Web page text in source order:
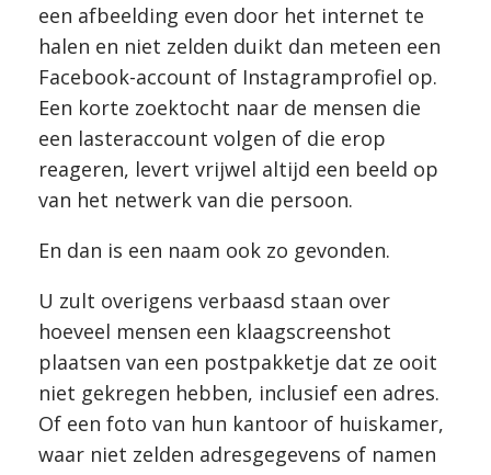
een afbeelding even door het internet te
halen en niet zelden duikt dan meteen een
Facebook-account of Instagramprofiel op.
Een korte zoektocht naar de mensen die
een lasteraccount volgen of die erop
reageren, levert vrijwel altijd een beeld op
van het netwerk van die persoon.
En dan is een naam ook zo gevonden.
U zult overigens verbaasd staan over
hoeveel mensen een klaagscreenshot
plaatsen van een postpakketje dat ze ooit
niet gekregen hebben, inclusief een adres.
Of een foto van hun kantoor of huiskamer,
waar niet zelden adresgegevens of namen